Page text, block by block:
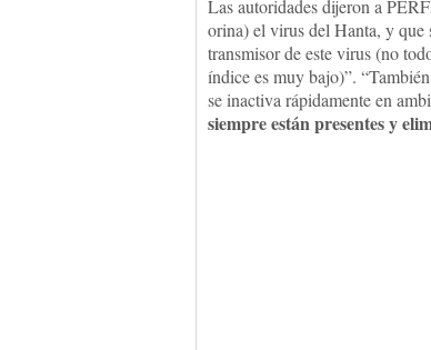
Las autoridades dijeron a
orina) el virus del Hanta, y que
transmisor de este virus (no
índice es muy bajo)”.
se inactiva rápidamente en
siempre están presentes y